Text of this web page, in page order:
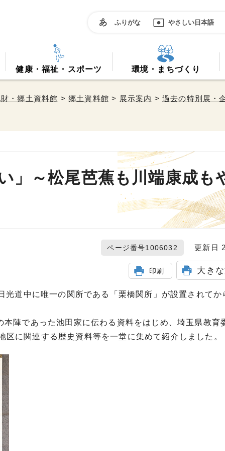
ふりがな やさしい日本語
健康・福祉・スポーツ 環境・まちづくり
・郷土資料館 >郷土資料館 > 展示案内 >過去の特別展・
」～松尾芭蕉も川端康成も
ページ番号1006032 更新日
印刷 大き
道中に唯一の関所である「栗橋関所」が設置されて
陣であった池田家に伝わる資料をはじめ、埼玉県教育
に関連する歴史資料等を一堂に集めて紹介しました。